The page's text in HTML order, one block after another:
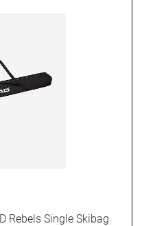
Rebels Single Skibag